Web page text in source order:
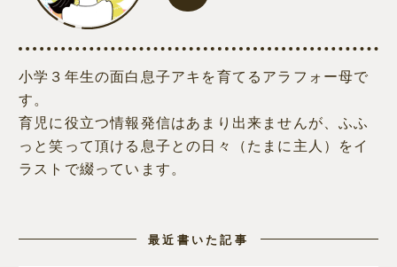
小学３年生の面白息子アキを育てるアラフォー母で
す。
育児に役立つ情報発信はあまり出来ませんが、ふふ
っと笑って頂ける息子との日々（たまに主人）をイ
ラストで綴っています。
最近書いた記事